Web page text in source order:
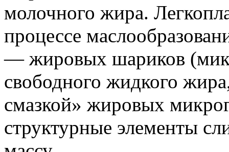
молочного жира.
процессе
— жировых шариков
свободного жидкого
смазкой» жировых
структурные элементы